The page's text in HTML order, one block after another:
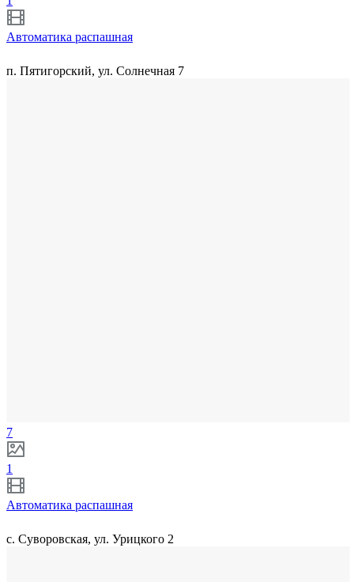
Автоматика распашная
п. Пятигорский, ул. Солнечная 7
7
1
Автоматика распашная
с. Суворовская, ул. Урицкого 2